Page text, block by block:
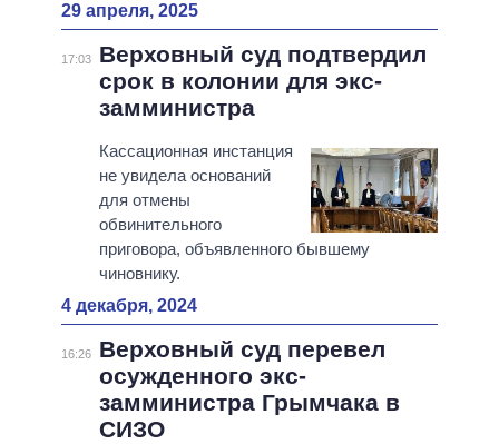
29 апреля, 2025
17:03
Верховный суд подтвердил
срок в колонии для экс-
замминистра
Кассационная инстанция
не увидела оснований
для отмены
обвинительного
приговора, объявленного бывшему
чиновнику.
4 декабря, 2024
16:26
Верховный суд перевел
осужденного экс-
замминистра Грымчака в
СИЗО